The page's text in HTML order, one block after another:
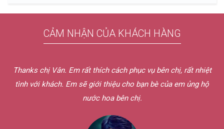
CẢM NHẬN CỦA KHÁCH HÀNG
Thanks chị Vân. Em rất thích cách phục vụ bên chị, rất nhiệt
tình với khách. Em sẽ giới thiệu cho bạn bè của em ủng hộ
nước hoa bên chị.